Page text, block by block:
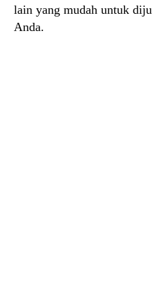
lain yang mudah untuk
Anda.